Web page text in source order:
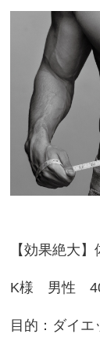
【効果絶大
K様 男性
目的：ダイエ